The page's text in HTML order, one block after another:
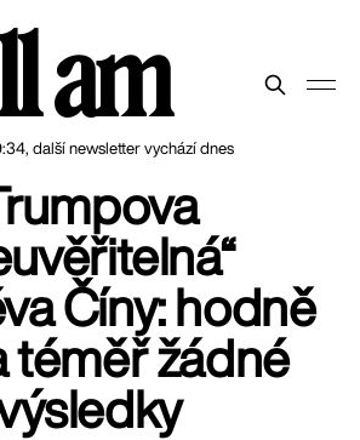
další newsletter vychází dnes
am
Číny: hodně
téměř žádné